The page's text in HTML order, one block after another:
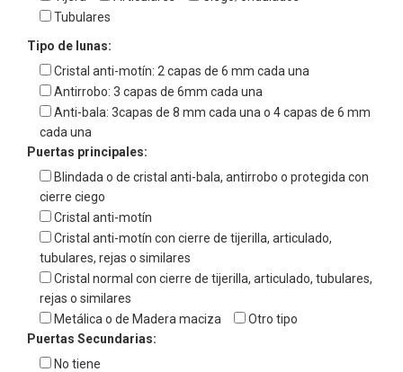
Tubulares
Tipo de lunas:
Cristal anti-motín: 2 capas de 6 mm cada una
Antirrobo: 3 capas de 6mm cada una
Anti-bala: 3capas de 8 mm cada una o 4 capas de 6 mm
cada una
Puertas principales:
Blindada o de cristal anti-bala, antirrobo o protegida con
cierre ciego
Cristal anti-motín
Cristal anti-motín con cierre de tijerilla, articulado,
tubulares, rejas o similares
Cristal normal con cierre de tijerilla, articulado, tubulares,
rejas o similares
Metálica o de Madera maciza
Otro tipo
Puertas Secundarias:
No tiene